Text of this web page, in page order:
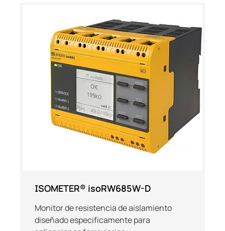
ISOMETER® isoRW685W-D
Monitor de resistencia de aislamiento
diseñado especificamente para